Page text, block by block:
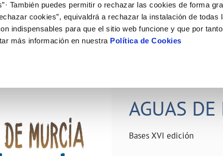
También puedes permitir o rechazar las cookies de forma
cookies”, equivaldrá a rechazar la instalación de todas
indispensables para que el sitio web funcione y que por
más información en nuestra Política de Cookies
de titular
de suministro
MODIFICACIÓN DE DATOS
Actualizar datos bancários
Actualizar datos de
VER TODAS LAS GESTIONES
AL CLIENTE
contacto
COMPROMISO DE SERVICIO
Carta de compromisos
Customer Counsel (Defensa del
del agua
consumidor
CUIDADOS DEL AGUA
Consejos de ahorro
Depósitos comunitarios
comunitarios
DE GESTIÓN Y CERTIFICADOS
PERFIL DEL CONTRATANTE
Plataforma de contratación del
público
Licitaciones en curso
AGUAS
Bases XVI edición